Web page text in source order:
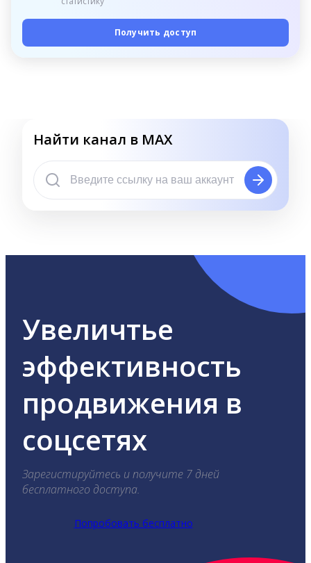
Получить доступ
Найти канал в MAX
Увеличтье
эффективность
продвижения в
соцсетях
Зарегистируйтесь и получите 7 дней
бесплатного доступа.
Попробовать бесплатно